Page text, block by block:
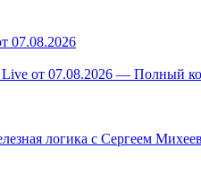
07.08.2026
Live от 07.08.2026 — Полный
логика с Сергеем